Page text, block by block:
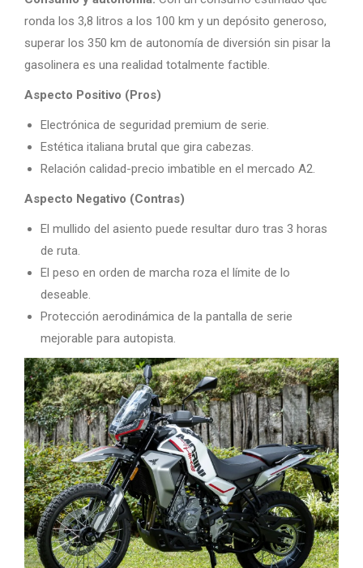
ronda los 3,8 litros a los 100 km y un depósito generoso,
superar los 350 km de autonomía de diversión sin pisar la
gasolinera es una realidad totalmente factible.
Aspecto Positivo (Pros)
Electrónica de seguridad premium de serie.
Estética italiana brutal que gira cabezas.
Relación calidad-precio imbatible en el mercado A2.
Aspecto Negativo (Contras)
El mullido del asiento puede resultar duro tras 3 horas
de ruta.
El peso en orden de marcha roza el límite de lo
deseable.
Protección aerodinámica de la pantalla de serie
mejorable para autopista.